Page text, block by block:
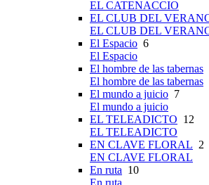
EL CATENACCIO
EL CLUB DEL
EL CLUB DEL
El Espacio 6
El Espacio
El hombre de las tabernas
El hombre de las tabernas
El mundo a juicio 7
El mundo a juicio
EL TELEADICTO 12
EL TELEADICTO
EN CLAVE FLORAL 2
EN CLAVE FLORAL
En ruta 10